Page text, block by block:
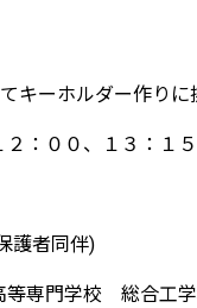
キーホルダー作り
：００、１３：１
護者同伴)
等専門学校 総合